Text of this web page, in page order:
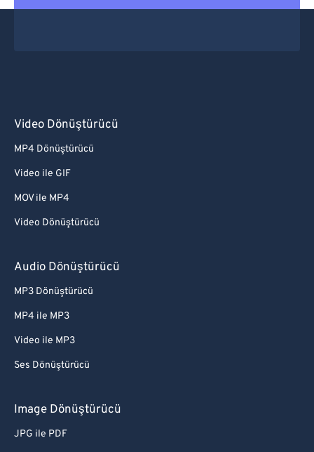
Video Dönüştürücü
MP4 Dönüştürücü
Video ile GIF
MOV ile MP4
Video Dönüştürücü
Audio Dönüştürücü
MP3 Dönüştürücü
MP4 ile MP3
Video ile MP3
Ses Dönüştürücü
Image Dönüştürücü
JPG ile PDF